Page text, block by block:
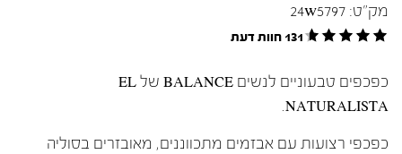
מק"ט: 24w5797
131 חוות דעת
כפכפים טבעוניים לנשים BALANCE של EL
NATURALISTA.
כפכפי רצועות עם אבזמים מתכווננים, מאובזרים בסוליה